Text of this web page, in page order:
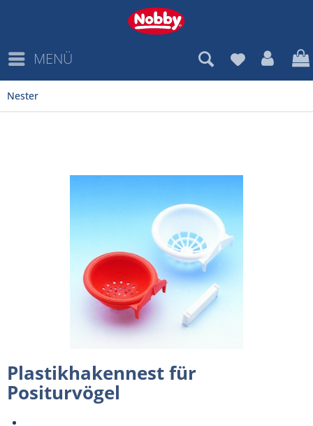
MENÜ
Nester
Plastikhakennest für
Positurvögel